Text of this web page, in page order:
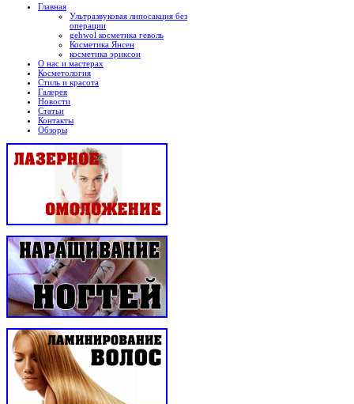
Главная
Ультразвуковая липосакция без
операции
gehwol косметика геволь
Косметика Янсен
косметика эриксон
О нас и мастерах
Косметология
Стиль и красота
Галерея
Новости
Статьи
Контакты
Обзоры